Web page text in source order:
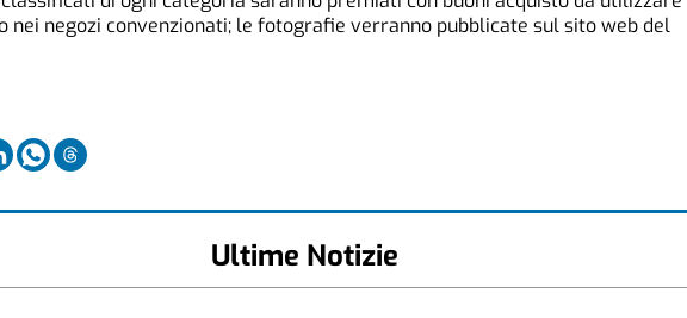
nei negozi convenzionati; le fotografie verranno pubblicate sul sito web del
Ultime Notizie